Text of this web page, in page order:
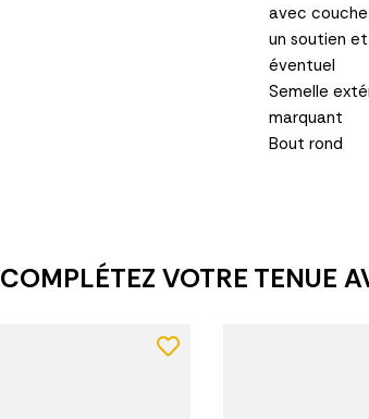
avec
un soutien
éventuel
Semelle
marquant
Bout rond
COMPLÉTEZ VOTRE TENUE